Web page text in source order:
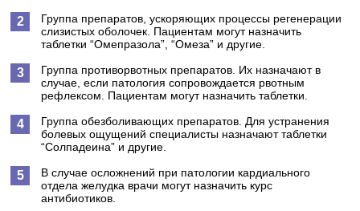
Группа препаратов, ускоряющих процессы регенерации
слизистых оболочек. Пациентам могут назначить
таблетки “Омепразола”, “Омеза” и другие.
Группа противорвотных препаратов. Их назначают в
случае, если патология сопровождается рвотным
рефлексом. Пациентам могут назначить таблетки.
Группа обезболивающих препаратов. Для устранения
болевых ощущений специалисты назначают таблетки
“Солпадеина” и другие.
В случае осложнений при патологии кардиального
отдела желудка врачи могут назначить курс
антибиотиков.